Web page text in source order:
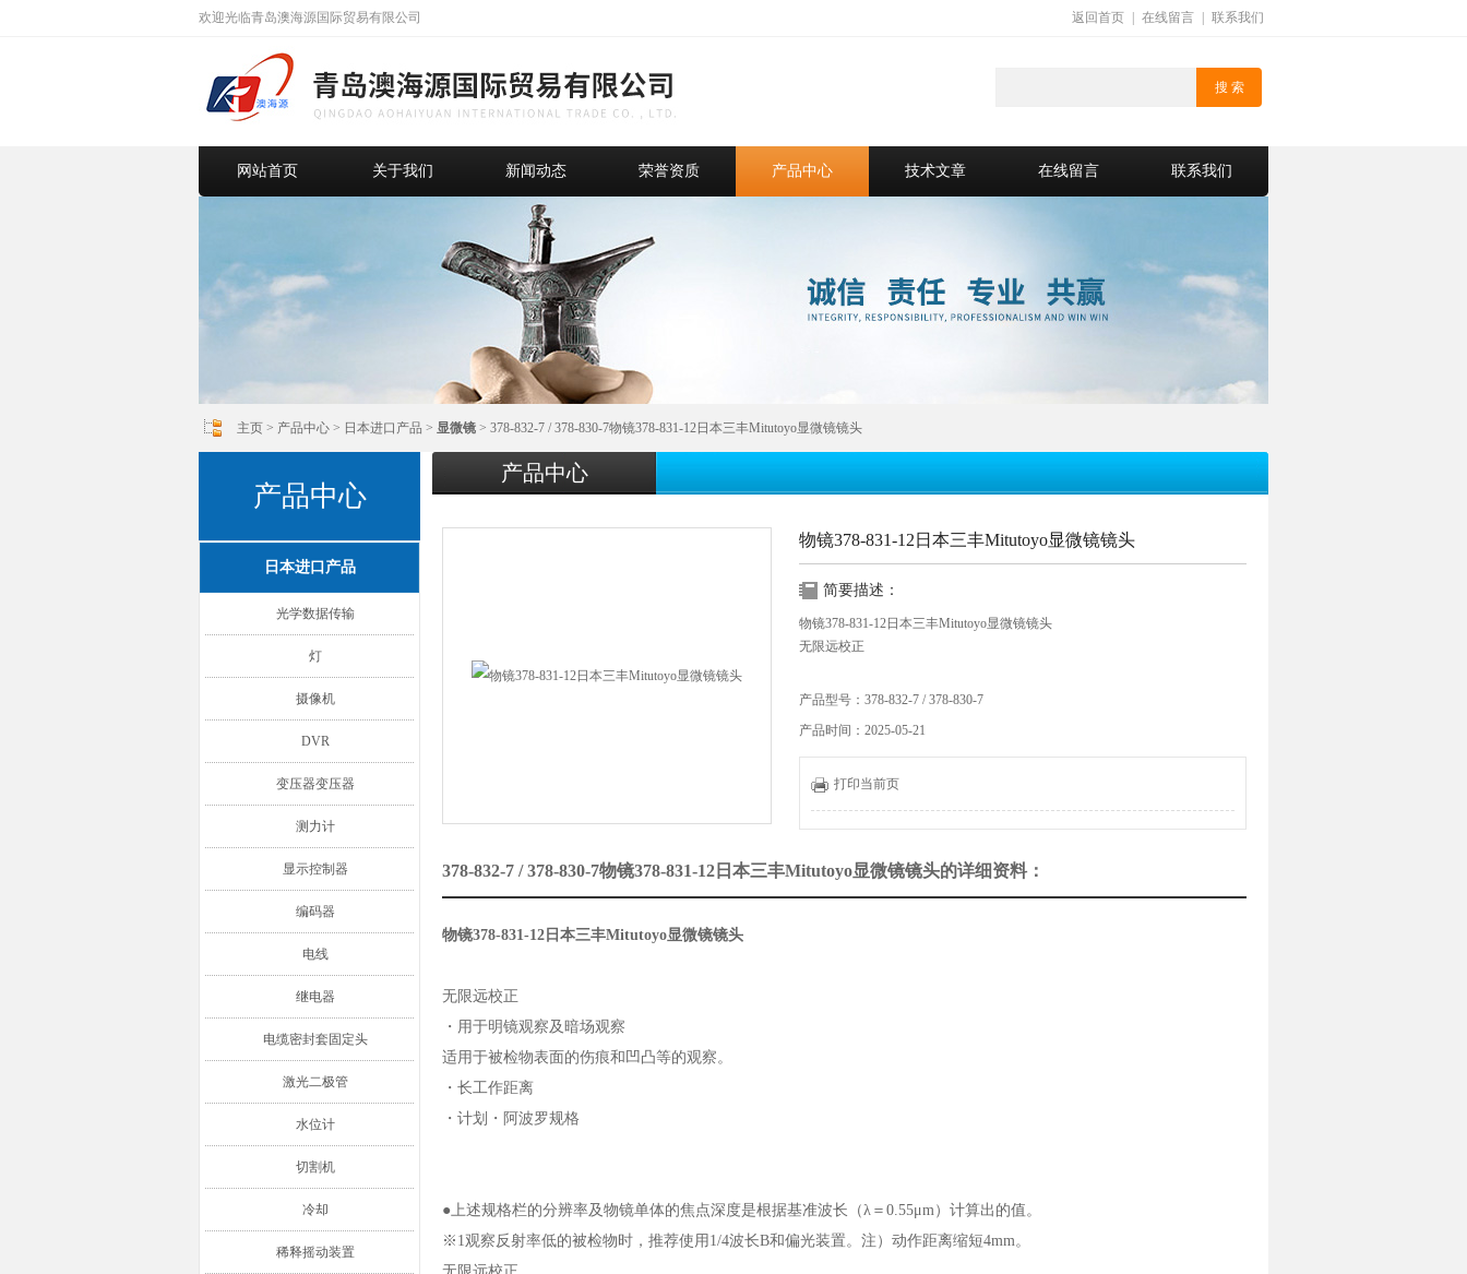
欢迎光临青岛澳海源国际贸易有限公司 返回首页 在线留言 联系我们
网站首页 关于我们 新闻动态 荣誉资质 产品中心 技术文章 在线留言 联系我们
主页 > 产品中心 > 日本进口产品 > 显微镜 > 378-832-7 / 378-830-7物镜378-831-12日本三丰Mitutoyo显微镜镜头
产品中心
日本进口产品
光学数据传输
灯
摄像机
DVR
变压器变压器
测力计
显示控制器
编码器
电线
继电器
电缆密封套固定头
激光二极管
水位计
切割机
冷却
稀释摇动装置
产品中心
物镜378-831-12日本三丰Mitutoyo显微镜镜头
简要描述：
物镜378-831-12日本三丰Mitutoyo显微镜镜头
无限远校正
・用于明眼界观察
・超长工作距离（超长规格）
・计划・阿波罗规格
产品型号：378-832-7 / 378-830-7
产品时间：2025-05-21
打印当前页
378-832-7 / 378-830-7物镜378-831-12日本三丰Mitutoyo显微镜镜头的详细资料：
物镜378-831-12日本三丰Mitutoyo显微镜镜头
无限远校正
・用于明镜观察及暗场观察
适用于被检物表面的伤痕和凹凸等的观察。
・长工作距离
・计划・阿波罗规格
●上述规格栏的分辨率及物镜单体的焦点深度是根据基准波长（λ＝0.55μm）计算出的值。
※1观察反射率低的被检物时，推荐使用1/4波长B和偏光装置。注）动作距离缩短4mm。